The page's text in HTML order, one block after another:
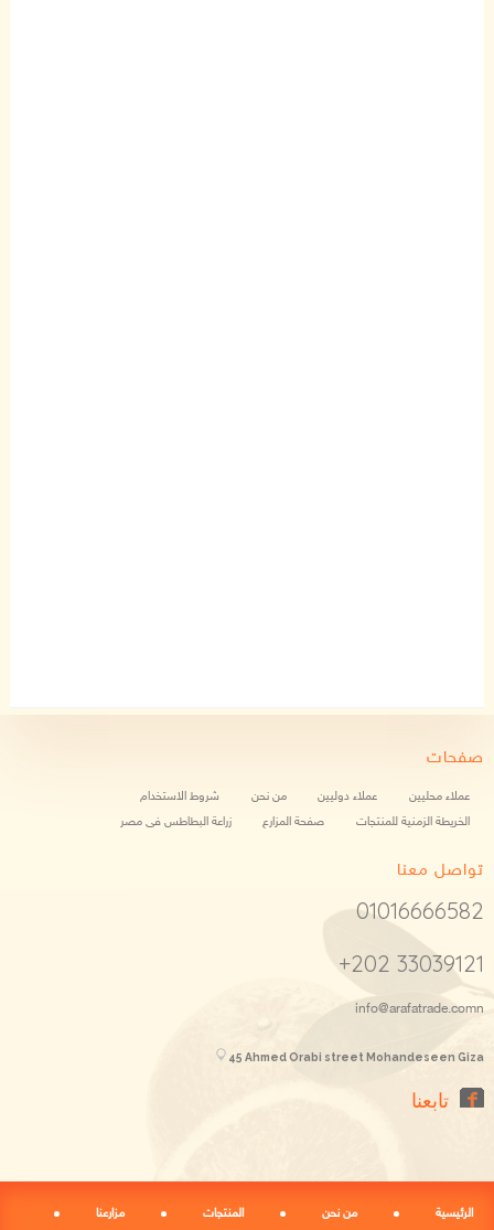
صفحات
شروط الاستخدام من نحن عملاء دوليين
عملاء محليين
زراعة البطاطس فى مصر
صفحة المزارع الخريطة الزمنية للمنتجات
تواصل معنا
01016666582
+202 33039121
info@arafatrade.comn
45 Ahmed Orabi street Mohandeseen Giza
تابعنا
الرئيسية من نحن المنتجات مزارعنا